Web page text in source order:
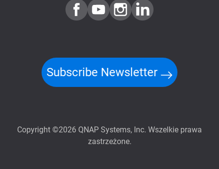
Subscribe Newsletter
Copyright ©2026 QNAP Systems, Inc. Wszelkie prawa
zastrzeżone.